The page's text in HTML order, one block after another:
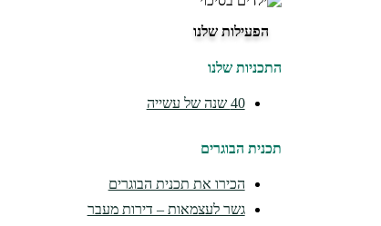
הפעילות שלנו
התכניות שלנו
40 שנה של עשייה
תכנית הבוגרים
הכירו את תכנית הבוגרים
גשר לעצמאות – דירות מעבר